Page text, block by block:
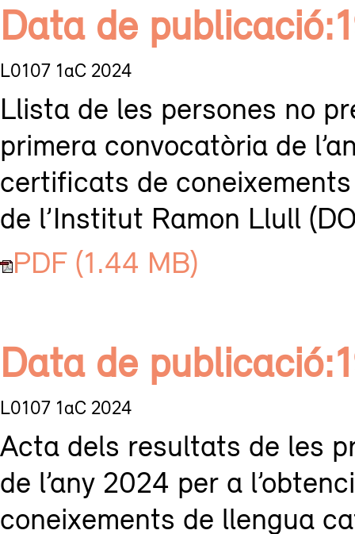
Data de
L0107 1aC 2024
Llista de les persones no
primera convocatòria de
certificats de
de l’Institut Ramon Llull
PDF (1.44 MB)
Data de
L0107 1aC 2024
Acta dels resultats de les
de l’any 2024 per a
coneixements de llengua